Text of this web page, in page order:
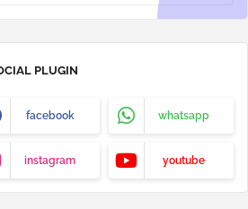
PLUGIN
facebook whatsapp
instagram youtube